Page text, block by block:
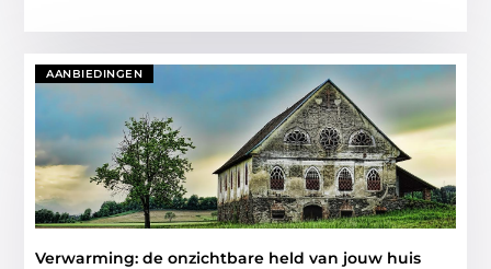
AANBIEDINGEN
Verwarming: de onzichtbare held van jouw huis